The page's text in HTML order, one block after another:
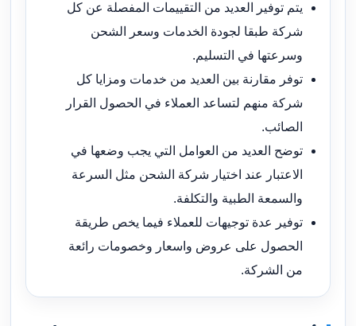
يتم توفير العديد من التقييمات المفصلة عن كل
شركة طبقا لجودة الخدمات وسعر الشحن
وسرعتها في التسليم.
توفر مقارنة بين العديد من خدمات ومزايا كل
شركة منهم لتساعد العملاء في الحصول القرار
الصائب.
توضح العديد من العوامل التي يجب وضعها في
الاعتبار عند اختيار شركة الشحن مثل السرعة
والسمعة الطبية والتكلفة.
توفير عدة توجيهات للعملاء فيما يخص طريقة
الحصول على عروض واسعار وخصومات رائعة
من الشركة.